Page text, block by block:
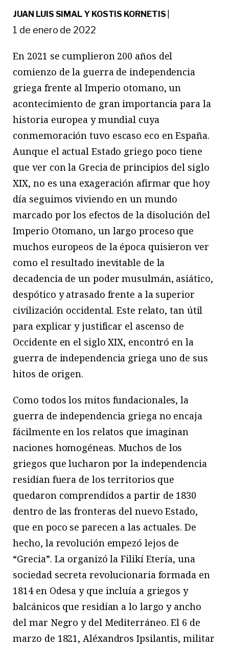
JUAN LUIS SIMAL Y KOSTIS KORNETIS
1 de enero de 2022
En 2021 se cumplieron 200 años del
comienzo de la guerra de independencia
griega frente al Imperio otomano, un
acontecimiento de gran importancia para la
historia europea y mundial cuya
conmemoración tuvo escaso eco en España.
Aunque el actual Estado griego poco tiene
que ver con la Grecia de principios del siglo
XIX, no es una exageración afirmar que hoy
día seguimos viviendo en un mundo
marcado por los efectos de la disolución del
Imperio Otomano, un largo proceso que
muchos europeos de la época quisieron ver
como el resultado inevitable de la
decadencia de un poder musulmán, asiático,
despótico y atrasado frente a la superior
civilización occidental. Este relato, tan útil
para explicar y justificar el ascenso de
Occidente en el siglo XIX, encontró en la
guerra de independencia griega uno de sus
hitos de origen.
Como todos los mitos fundacionales, la
guerra de independencia griega no encaja
fácilmente en los relatos que imaginan
naciones homogéneas. Muchos de los
griegos que lucharon por la independencia
residían fuera de los territorios que
quedaron comprendidos a partir de 1830
dentro de las fronteras del nuevo Estado,
que en poco se parecen a las actuales. De
hecho, la revolución empezó lejos de
“Grecia”. La organizó la Filikí Etería, una
sociedad secreta revolucionaria formada en
1814 en Odesa y que incluía a griegos y
balcánicos que residían a lo largo y ancho
del mar Negro y del Mediterráneo. El 6 de
marzo de 1821, Aléxandros Ipsilantis, militar